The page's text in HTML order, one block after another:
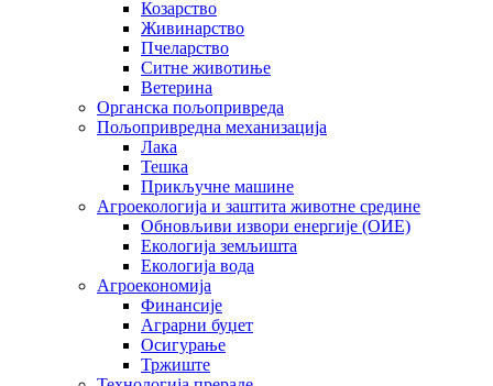
Козарство
Живинарство
Пчеларство
Ситне животиње
Ветерина
Органска пољопривреда
Пољопривредна механизација
Лака
Тешка
Прикључне машине
Агроекологија и заштита животне средине
Обновљиви извори енергије (ОИЕ)
Екологија земљишта
Екологија вода
Агроекономија
Финансије
Аграрни буџет
Осигурање
Тржиште